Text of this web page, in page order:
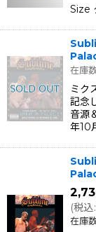
Size
在庫
ミク
記念
音源
年10
(税込:
在庫